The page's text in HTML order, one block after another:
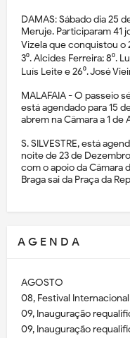
DAMAS: Sábado dia 25
Meruje. Participaram 41
Vizela que conquistou o
3⁰. Alcides Ferreira; 8⁰.
Luís Leite e 26⁰. José
MALAFAIA - O passeio
está agendado para 15
abrem na Câmara a 1 de
S. SILVESTRE, está
noite de 23 de
com o apoio da Câmara
Braga sai da Praça da
A G E N D A
AGOSTO
08, Festival
09, Inauguração
09, Inauguração